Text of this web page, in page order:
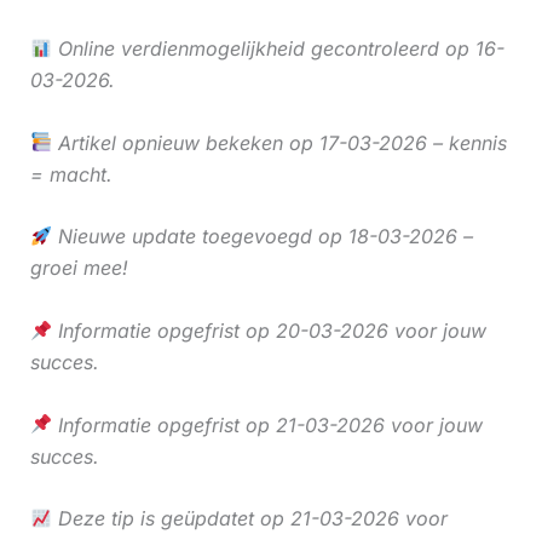
Online verdienmogelijkheid gecontroleerd op 16-
03-2026.
Artikel opnieuw bekeken op 17-03-2026 – kennis
= macht.
Nieuwe update toegevoegd op 18-03-2026 –
groei mee!
Informatie opgefrist op 20-03-2026 voor jouw
succes.
Informatie opgefrist op 21-03-2026 voor jouw
succes.
Deze tip is geüpdatet op 21-03-2026 voor